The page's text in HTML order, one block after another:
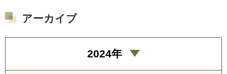
アーカイブ
2024年